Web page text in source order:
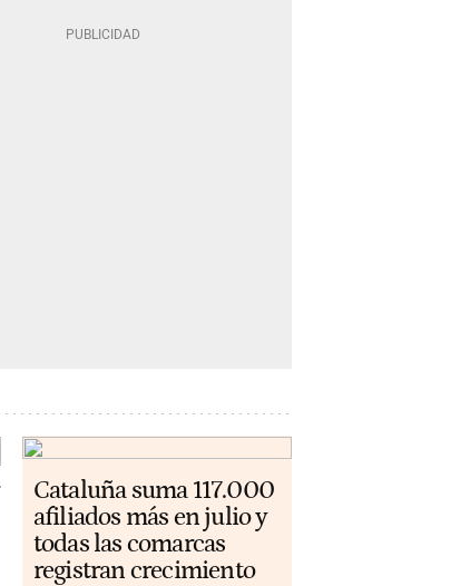
Cataluña suma 117.000
afiliados más en julio y
todas las comarcas
registran crecimiento